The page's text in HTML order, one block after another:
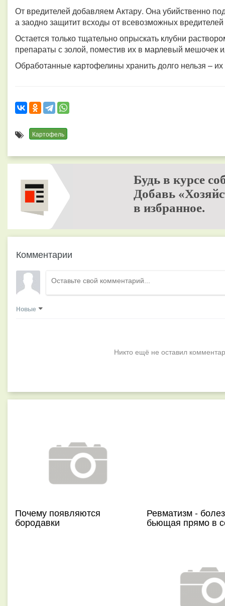
От вредителей добавляем Актару. Она убийственно
а заодно защитит всходы от всевозможных
Остается только тщательно опрыскать клубни
препараты с золой, поместив их в марлевый мешочек
Обработанные картофелины хранить долго нельзя –
Картофель
Будь в курсе
Добавь
в избранное.
Комментарии
Новые
Никто ещё не оставил
Почему появляются
бородавки
Ревматизм -
бьющая прямо в